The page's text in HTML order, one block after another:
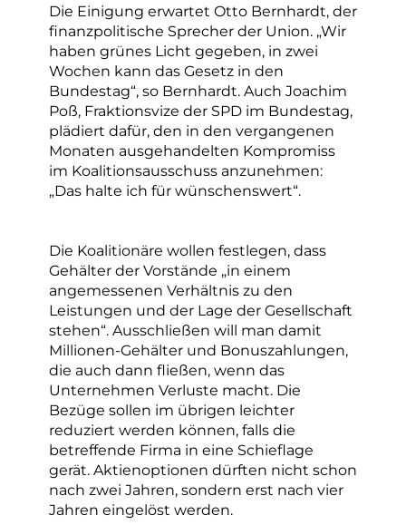
Die Einigung erwartet Otto Bernhardt, der
finanzpolitische Sprecher der Union. „Wir
haben grünes Licht gegeben, in zwei
Wochen kann das Gesetz in den
Bundestag“, so Bernhardt. Auch Joachim
Poß, Fraktionsvize der SPD im Bundestag,
plädiert dafür, den in den vergangenen
Monaten ausgehandelten Kompromiss
im Koalitionsausschuss anzunehmen:
„Das halte ich für wünschenswert“.
Die Koalitionäre wollen festlegen, dass
Gehälter der Vorstände „in einem
angemessenen Verhältnis zu den
Leistungen und der Lage der Gesellschaft
stehen“. Ausschließen will man damit
Millionen-Gehälter und Bonuszahlungen,
die auch dann fließen, wenn das
Unternehmen Verluste macht. Die
Bezüge sollen im übrigen leichter
reduziert werden können, falls die
betreffende Firma in eine Schieflage
gerät. Aktienoptionen dürften nicht schon
nach zwei Jahren, sondern erst nach vier
Jahren eingelöst werden.